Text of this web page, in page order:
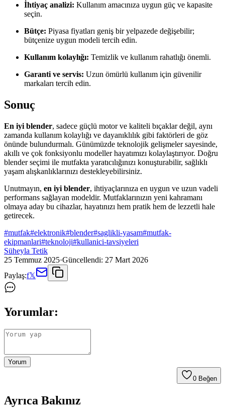
İhtiyaç analizi: Kullanım amacınıza uygun güç ve kapasite
seçin.
Bütçe: Piyasa fiyatları geniş bir yelpazede değişebilir;
bütçenize uygun modeli tercih edin.
Kullanım kolaylığı: Temizlik ve kullanım rahatlığı önemli.
Garanti ve servis: Uzun ömürlü kullanım için güvenilir
markaları tercih edin.
Sonuç
En iyi blender, sadece güçlü motor ve kaliteli bıçaklar değil, aynı
zamanda kullanım kolaylığı ve dayanıklılık gibi faktörleri de göz
önünde bulundurmalı. Günümüzde teknolojik gelişmeler sayesinde,
akıllı ve çok fonksiyonlu modeller hayatımızı kolaylaştırıyor. Doğru
blender seçimi ile mutfakta yaratıcılığınızı konuşturabilir, sağlıklı
yaşam alışkanlıklarınızı destekleyebilirsiniz.
Unutmayın, en iyi blender, ihtiyaçlarınıza en uygun ve uzun vadeli
performans sağlayan modeldir. Mutfaklarınızın yeni kahramanı
olmaya aday bu cihazlar, hayatınızı hem pratik hem de lezzetli hale
getirecek.
#mutfak#elektronik#blender#saglikli-yasam#mutfak-
ekipmanlari#teknoloji#kullanici-tavsiyeleri
Süheyla Tetik
25 Temmuz 2025·Güncellendi: 27 Mart 2026
Paylaş:f𝕏
Yorumlar:
Yorum
0 Beğen
Ayrıca Bakınız